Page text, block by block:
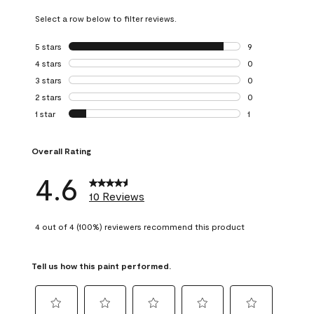
Select a row below to filter reviews.
5 stars stars
9
9 reviews with 5
4 stars stars
0
0 reviews with 4
3 stars stars
0
0 reviews with 3
2 stars stars
0
0 reviews with 2
1 star stars
1
Overall Rating
4.6 10 Reviews
4 out of 4 (100%) reviewers recommend this product
Tell us how this paint performed.